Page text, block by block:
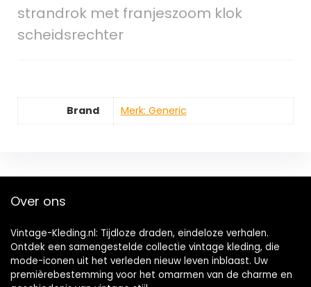
strandrok met franjeszoom klok
scheidsrechter
Brand Merk: Generic
Over ons
Vintage-Kleding.nl: Tijdloze draden, eindeloze verhalen.
Ontdek een samengestelde collectie vintage kleding, die
mode-iconen uit het verleden nieuw leven inblaast. Uw
premièrebestemming voor het omarmen van de charme en